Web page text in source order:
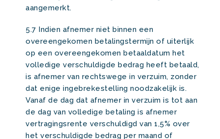
aangemerkt.
5.7 Indien afnemer niet binnen een
overeengekomen betalingstermijn of uiterlijk
op een overeengekomen betaaldatum het
volledige verschuldigde bedrag heeft betaald,
is afnemer van rechtswege in verzuim, zonder
dat enige ingebrekestelling noodzakelijk is.
Vanaf de dag dat afnemer in verzuim is tot aan
de dag van volledige betaling is afnemer
vertragingsrente verschuldigd van 1,5% over
het verschuldigde bedrag per maand of